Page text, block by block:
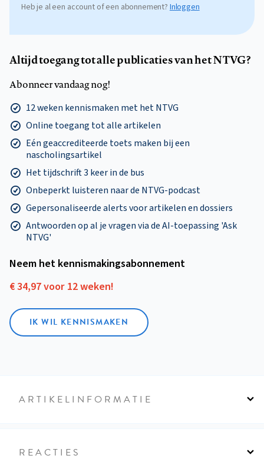
Heb je al een account of een abonnement? Inloggen
Altijd toegang tot alle publicaties van het NTVG?
Abonneer vandaag nog!
12 weken kennismaken met het NTVG
Online toegang tot alle artikelen
Eén geaccrediteerde toets maken bij een
nascholingsartikel
Het tijdschrift 3 keer in de bus
Onbeperkt luisteren naar de NTVG-podcast
Gepersonaliseerde alerts voor artikelen en dossiers
Antwoorden op al je vragen via de AI-toepassing 'Ask
NTVG'
Neem het kennismakings­abonnement
€ 34,97 voor 12 weken!
IK WIL KENNISMAKEN
ARTIKELINFORMATIE
REACTIES